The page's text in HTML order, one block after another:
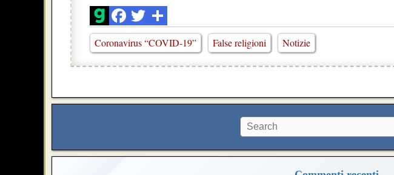
Coronavirus “COVID-19” False religioni Notizie